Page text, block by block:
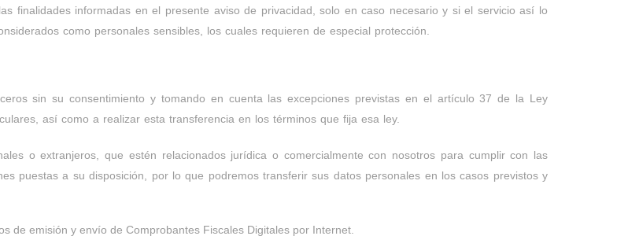
finalidades informadas en el presente aviso de privacidad, solo en caso necesario y si el servicio así lo
como personales sensibles, los cuales requieren de especial protección.
sin su consentimiento y tomando en cuenta las excepciones previstas en el artículo 37 de la Ley
así como a realizar esta transferencia en los términos que fija esa ley.
o extranjeros, que estén relacionados jurídica o comercialmente con nosotros para cumplir con las
puestas a su disposición, por lo que podremos transferir sus datos personales en los casos previstos y
de emisión y envío de Comprobantes Fiscales Digitales por Internet.